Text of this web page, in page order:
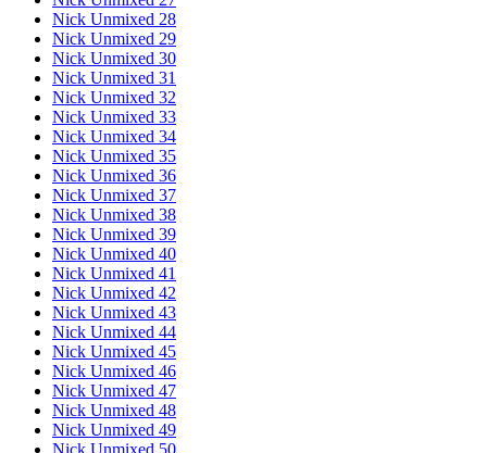
Nick Unmixed 28
Nick Unmixed 29
Nick Unmixed 30
Nick Unmixed 31
Nick Unmixed 32
Nick Unmixed 33
Nick Unmixed 34
Nick Unmixed 35
Nick Unmixed 36
Nick Unmixed 37
Nick Unmixed 38
Nick Unmixed 39
Nick Unmixed 40
Nick Unmixed 41
Nick Unmixed 42
Nick Unmixed 43
Nick Unmixed 44
Nick Unmixed 45
Nick Unmixed 46
Nick Unmixed 47
Nick Unmixed 48
Nick Unmixed 49
Nick Unmixed 50